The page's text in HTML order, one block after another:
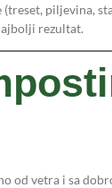
piljevina,
rezultat.
vetra i sa